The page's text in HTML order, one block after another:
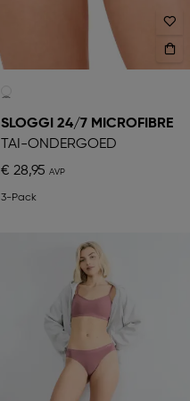
SLOGGI 24/7 MICROFIBRE
TAI-ONDERGOED
€ 28,95
3-Pack